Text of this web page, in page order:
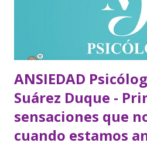
ANSIEDAD
Suárez Duque -
sensaciones que
cuando estamos